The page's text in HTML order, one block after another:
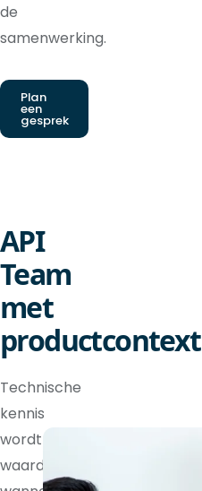
de
samenwerking.
Plan
een
gesprek
API
Team
met
productcontext
Technische
kennis
wordt
waardevoller